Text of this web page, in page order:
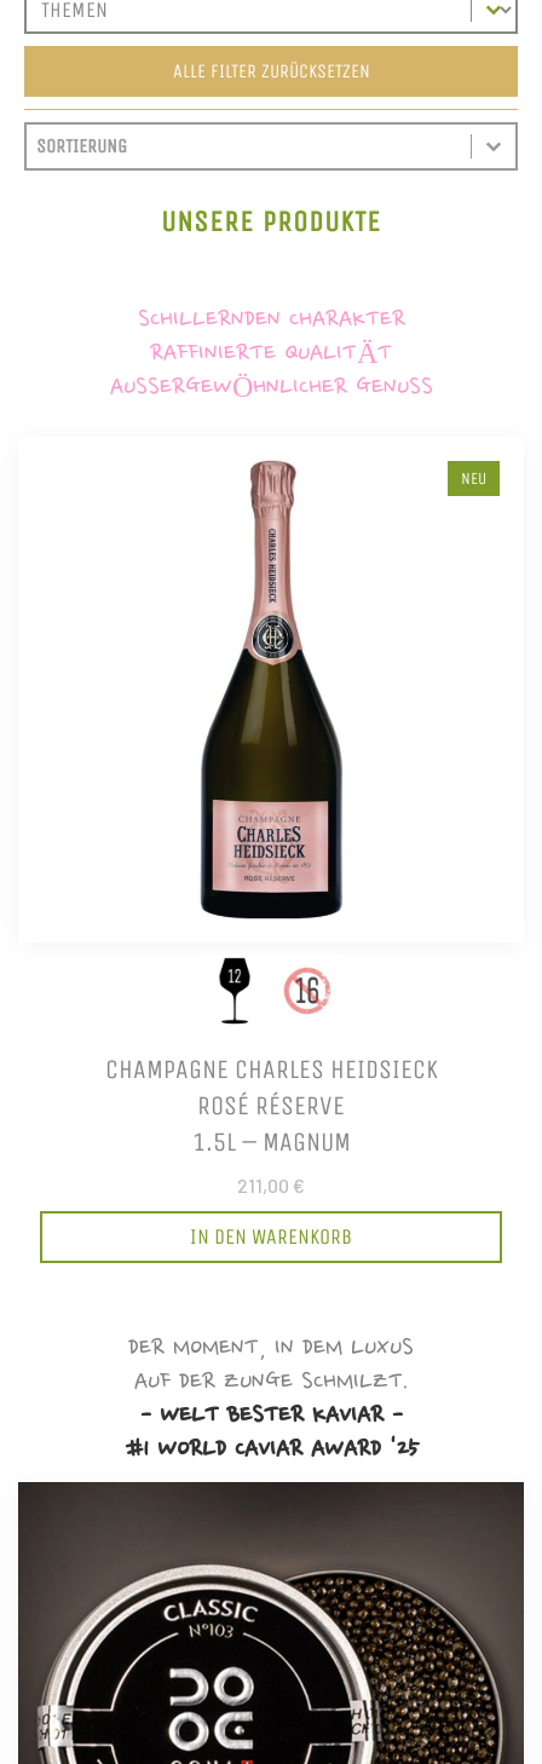
ALLE FILTER ZURÜCKSETZEN
SORTIEREN
SORT CONTENT
SORT CONTENT
UNSERE PRODUKTE
SCHILLERNDEN CHARAKTER
RAFFINIERTE QUALITÄT
AUSSERGEWÖHNLICHER GENUSS
NEU
CHAMPAGNE CHARLES HEIDSIECK
ROSÉ RÉSERVE
1.5L – MAGNUM
211,00 €
IN DEN WARENKORB
DER MOMENT, IN DEM LUXUS
AUF DER ZUNGE SCHMILZT.
- WELT BESTER KAVIAR -
#1 WORLD CAVIAR AWARD '25